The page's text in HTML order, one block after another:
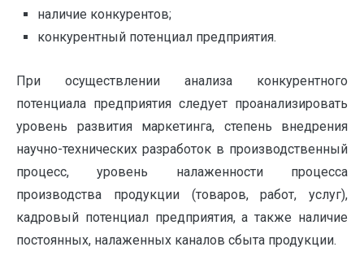
наличие конкурентов;
конкурентный потенциал предприятия.
При осуществлении анализа конкурентного
потенциала предприятия следует проанализировать
уровень развития маркетинга, степень внедрения
научно-технических разработок в производственный
процесс, уровень налаженности процесса
производства продукции (товаров, работ, услуг),
кадровый потенциал предприятия, а также наличие
постоянных, налаженных каналов сбыта продукции.